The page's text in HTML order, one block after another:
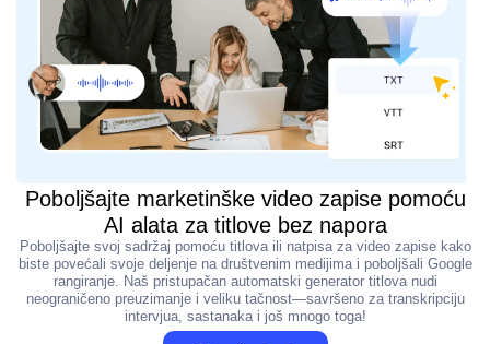
Poboljšajte marketinške video zapise pomoću
AI alata za titlove bez napora
Poboljšajte svoj sadržaj pomoću titlova ili natpisa za video zapise kako
biste povećali svoje deljenje na društvenim medijima i poboljšali Google
rangiranje. Naš pristupačan automatski generator titlova nudi
neograničeno preuzimanje i veliku tačnost—savršeno za transkripciju
intervjua, sastanaka i još mnogo toga!